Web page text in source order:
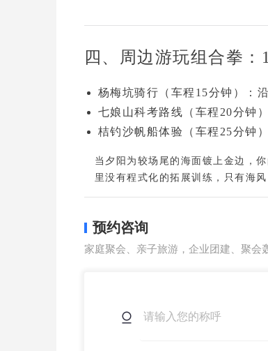
四、周边游玩组合拳
杨梅坑骑行 （车程15分钟）：
七娘山科考路线 （车程20分钟
桔钓沙帆船体验
（车程25分钟
当夕阳为较场尾的海面镀上金边，
里没有程式化的拓展训练，只有海
预约咨询
家庭聚会、亲子旅游，企业团建、聚会